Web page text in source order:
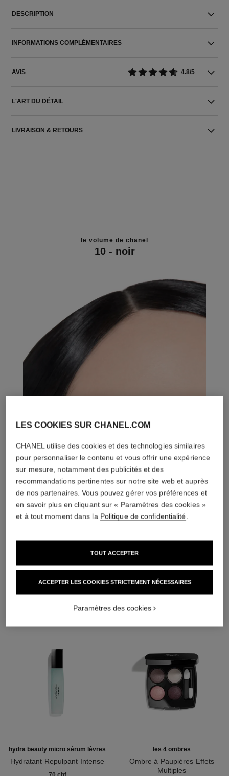
DESCRIPTION
INFORMATIONS COMPLÉMENTAIRES
AVIS 4.8/5
L'ART DU DÉTAIL
LIVRAISON & RETOURS
le volume de chanel
10 - noir
L'ACCORD PARFAIT
hydra beauty micro sérum lèvres
Hydratant Repulpant Intense
les 4 ombres
Ombre à Paupières Effets
Multiples
LES COOKIES SUR CHANEL.COM
CHANEL utilise des cookies et des technologies similaires
pour personnaliser le contenu et vous offrir une expérience
sur mesure, notamment des publicités et des
recommandations pertinentes sur notre site web et auprès
de nos partenaires. Vous pouvez gérer vos préférences et
en savoir plus en cliquant sur « Paramètres des cookies »
et à tout moment dans la Politique de confidentialité
ACCEPTER LES COOKIES STRICTEMENT NÉCESSAIRES
TOUT ACCEPTER
Paramètres des cookies